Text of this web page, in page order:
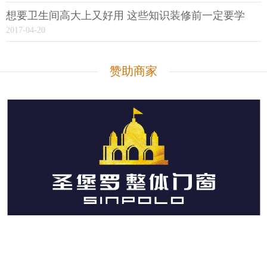
想要卫生间高大上又好用 这些知识装修前一定要学
2017-04-20
赞助商家